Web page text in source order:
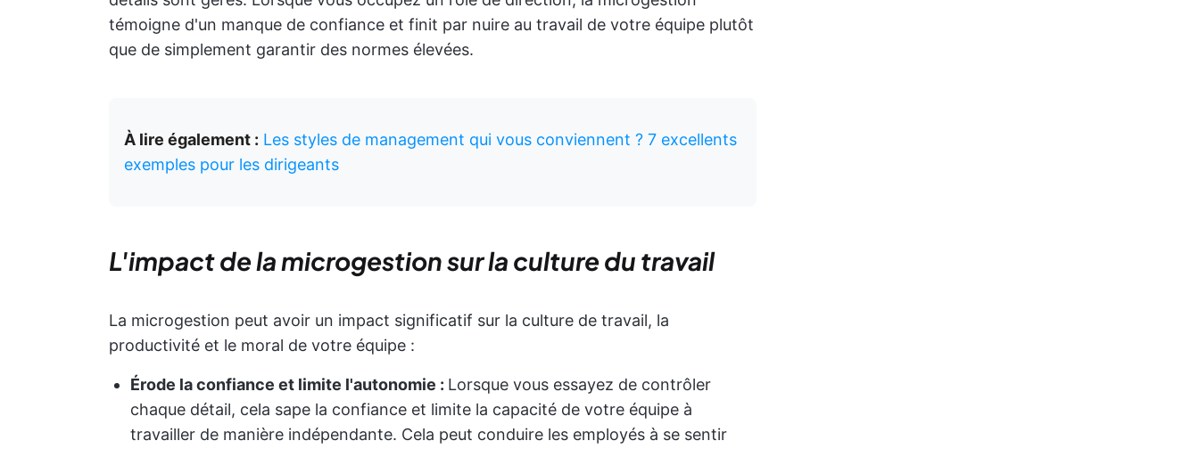
témoigne d'un manque de confiance et finit par nuire au travail de votre équipe plutôt
que de simplement garantir des normes élevées.
À lire également : Les styles de management qui vous conviennent ? 7 excellents
exemples pour les dirigeants
L'impact de la microgestion sur la culture du travail
La microgestion peut avoir un impact significatif sur la culture de travail, la
productivité et le moral de votre équipe :
Érode la confiance et limite l'autonomie : Lorsque vous essayez de contrôler
chaque détail, cela sape la confiance et limite la capacité de votre équipe à
travailler de manière indépendante. Cela peut conduire les employés à se sentir